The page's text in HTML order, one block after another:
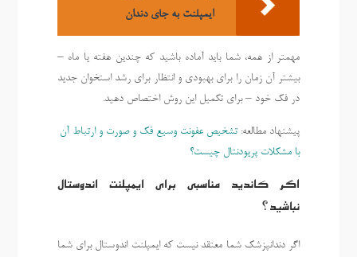
ایمپلنت به جای دندان
مهمتر از همه، شما باید آماده باشید که چندین هفته یا ماه –
بیشتر آن زمان را برای بهبودی و انتظار برای رشد استخوان جدید
در فک خود – برای تکمیل این روش اختصاص دهید.
پیشنهاد مطالعه: تشخیص عفونت وسیع فک و صورت و ارتباط آن
با مشکلات پریودنتال چیست؟
اگر کاندید مناسبی برای ایمپلنت اندوستال
نباشید؟
اگر دندانپزشک شما معتقد نیست که ایمپلنت اندوستال برای شما